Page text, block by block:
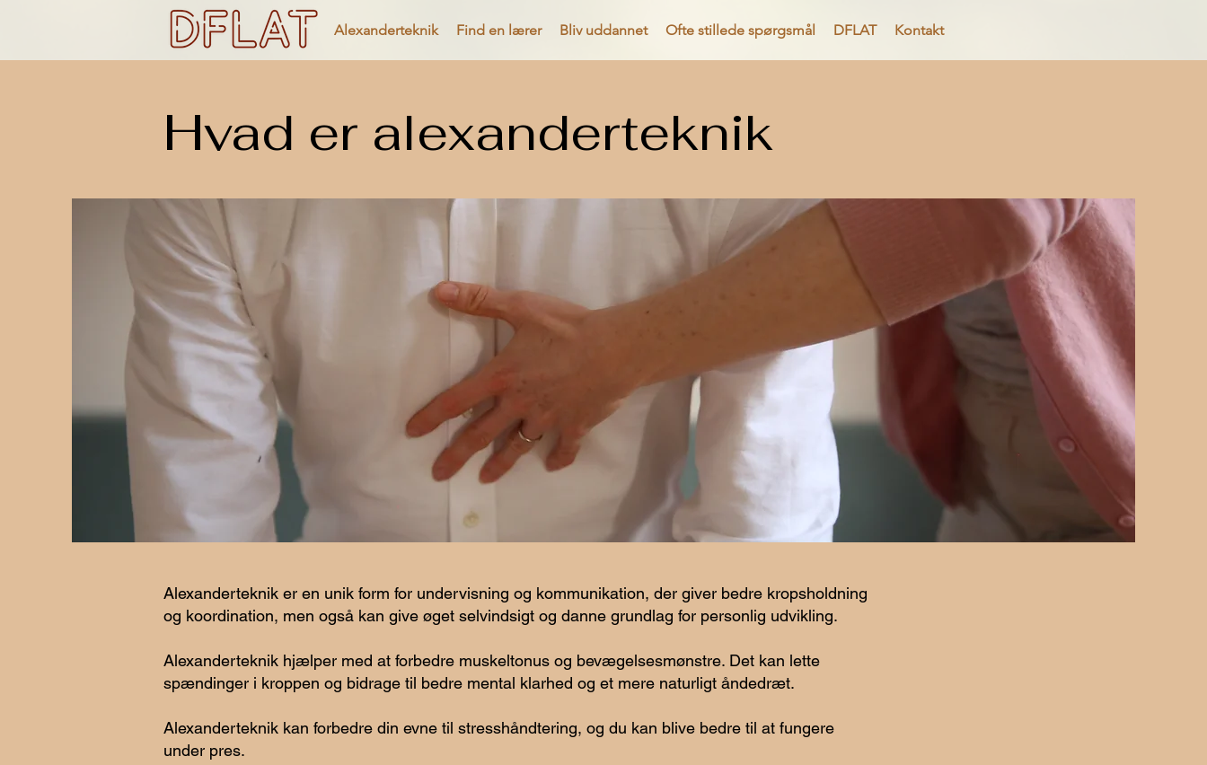
Alexanderteknik Find en lærer Bliv uddannet Ofte stillede spørgsmål DFLAT Kontakt
Hvad er alexanderteknik
Alexanderteknik er en unik form for undervisning og kommunikation, der giver bedre kropsholdning
og koordination, men også kan give øget selvindsigt og danne grundlag for personlig udvikling.
Alexanderteknik hjælper med at forbedre muskeltonus og bevægelsesmønstre. Det kan lette
spændinger i kroppen og bidrage til bedre mental klarhed og et mere naturligt åndedræt.
Alexanderteknik kan forbedre din evne til stresshåndtering, og du kan blive bedre til at fungere
under pres.